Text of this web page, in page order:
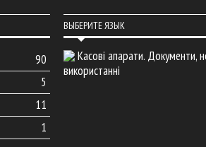
90
5
11
1
ВЫБЕРИТЕ ЯЗЫК
Касові апарати. Документи,
використанні